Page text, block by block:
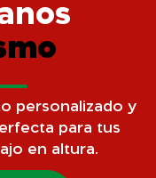
personalizado y
para tus
en altura.